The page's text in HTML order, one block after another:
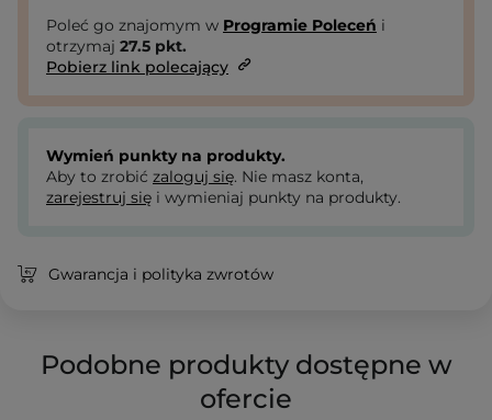
Poleć go znajomym w Programie Poleceń i
otrzymaj 27.5 pkt.
Pobierz link polecający
Wymień punkty na produkty.
Aby to zrobić zaloguj się. Nie masz konta,
zarejestruj się i wymieniaj punkty na produkty.
Gwarancja i polityka zwrotów
Podobne produkty dostępne w
ofercie